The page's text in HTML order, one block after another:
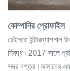
কোম্পানির প্রোফাইল
রেইনবো ইন্টারন্যাশনাল
নিবদ্ধ।2017 সালে
সদর দপ্তর।আমাদের